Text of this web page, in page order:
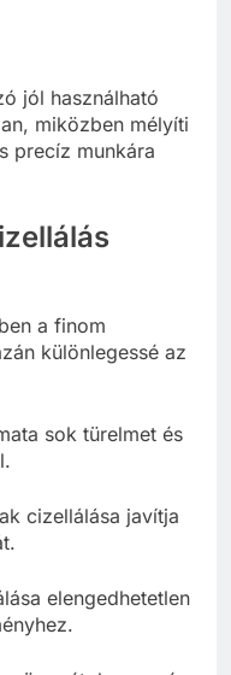
jól használható
miközben mélyíti
precíz munkára
a finom
különlegessé az
sok türelmet és
cizellálása javítja
elengedhetetlen